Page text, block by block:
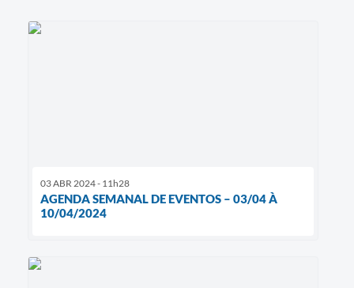
03 ABR 2024 - 11h28
AGENDA SEMANAL DE EVENTOS – 03/04 À
10/04/2024